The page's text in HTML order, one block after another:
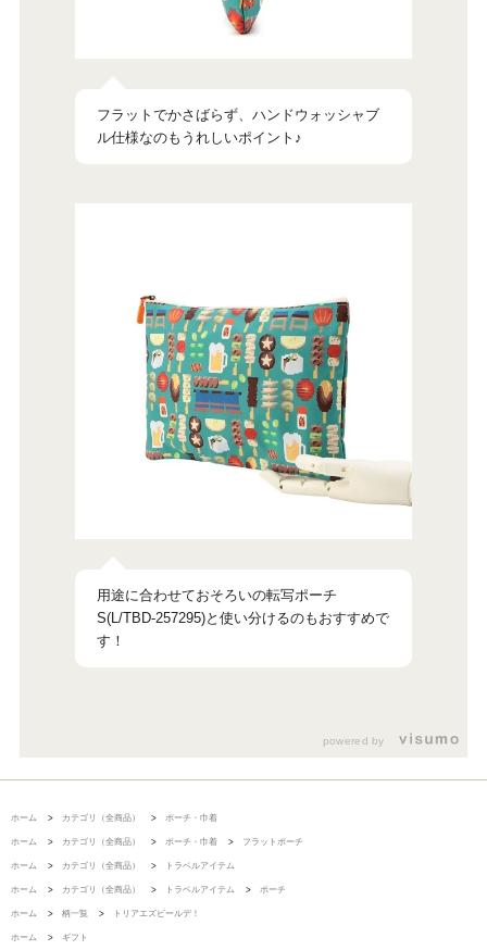
フラットでかさばらず、ハンドウォッシャブ
用途に合わせておそろいの転写ポーチ
S(L/TBD-257295)と使い分けるのもおすすめで
powered by
ホーム > カテゴリ（全商品） > ポーチ・巾着
ホーム > カテゴリ（全商品） > ポーチ・巾着 > フラットポーチ
ホーム > カテゴリ（全商品） > トラベルアイテム
ホーム > カテゴリ（全商品） > トラベルアイテム > ポーチ
ホーム > 柄一覧 > トリアエズビールデ！
ホーム > ギフト